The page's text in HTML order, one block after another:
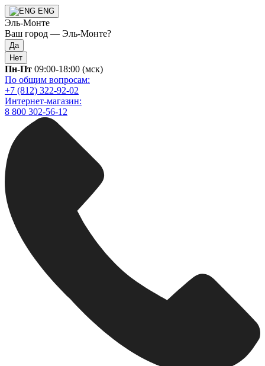
ENG
Эль-Монте
Ваш город — Эль-Монте?
Да
Нет
Пн-Пт 09:00-18:00 (мск)
По общим вопросам:
+7 (812) 322-92-02
Интернет-магазин:
8 800 302-56-12